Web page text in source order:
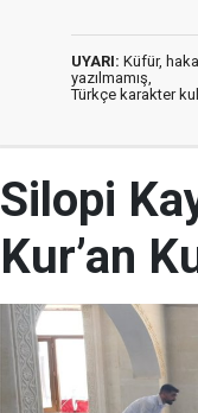
UYARI: Küfür,
yazılmamış,
Türkçe karakter
Silopi
Kur’an